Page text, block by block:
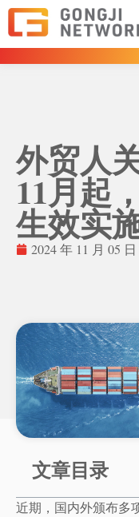
外贸人
11月起
生效实
2024 年 11 月 05 日
文章目录
近期，国内外颁布多